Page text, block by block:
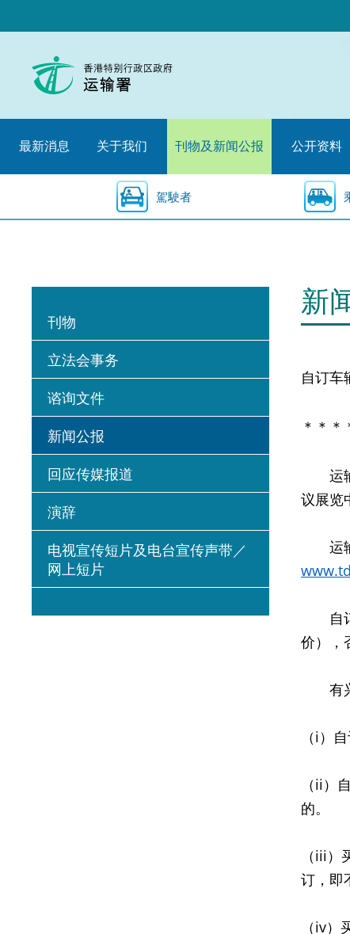
至
始
最新消息 关于我们 刊物及新闻公报 公开资料
駕駛者
刊物
立法会事务
谘询文件
新闻公报
回应传媒报道
演辞
电视宣传短片及电台宣传声带／
网上短片
新
自订车
＊＊
运输
议展览
运输
自订
价），
有兴
（i）
（ii）
的。
（iii
订，即
（iv